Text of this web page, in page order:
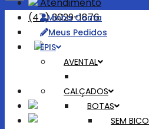
(47) 3029-1876
Bem-vindo!
Minha Conta
Meus Pedidos
EPIS
AVENTAL
CALÇADOS
BOTAS
SEM BICO